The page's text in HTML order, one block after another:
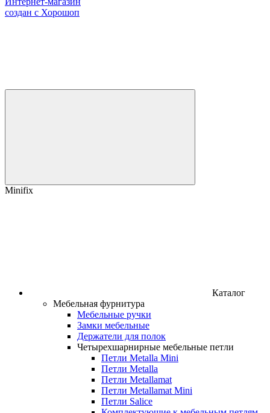
создан с Хорошоп
Minifix
Каталог
Мебельная фурнитура
Мебельные ручки
Замки мебельные
Держатели для полок
Четырехшарнирные мебельные петли
Петли Metalla Mini
Петли Metalla
Петли Metallamat
Петли Metallamat Mini
Петли Salice